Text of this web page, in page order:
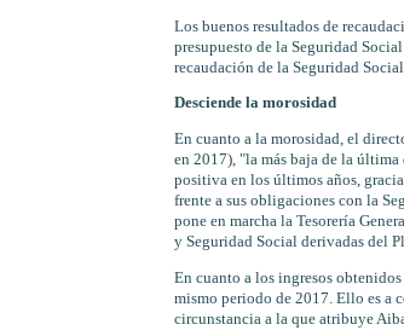
Los buenos resultados de
presupuesto de la Seguridad
recaudación de la Seguridad
Desciende la morosidad
En cuanto a la morosidad, el
en 2017), "la más baja de la
positiva en los últimos años,
frente a sus obligaciones con la
pone en marcha la Tesorería
y Seguridad Social derivadas del
En cuanto a los ingresos
mismo periodo de 2017. Ello es a
circunstancia a la que atribuye